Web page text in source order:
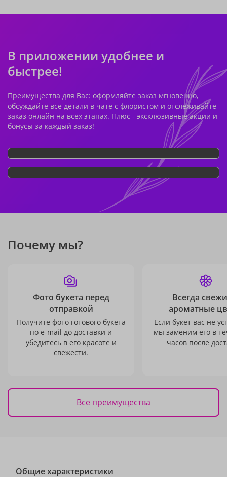
В приложении удобнее и
быстрее!
Преимущества для Вас: оформляйте заказ мгновенно,
обсуждайте все детали в чате с флористом и отслеживайте
заказ онлайн на всех этапах. Плюс - эксклюзивные акции и
бонусы за каждый заказ!
Почему мы?
Фото букета перед
отправкой
Получите фото готового букета
по e-mail до доставки и
убедитесь в его красоте и
свежести.
Всегда
ароматные
Если букет вас не
мы заменим его в
часов после
Все преимущества
Общие характеристики